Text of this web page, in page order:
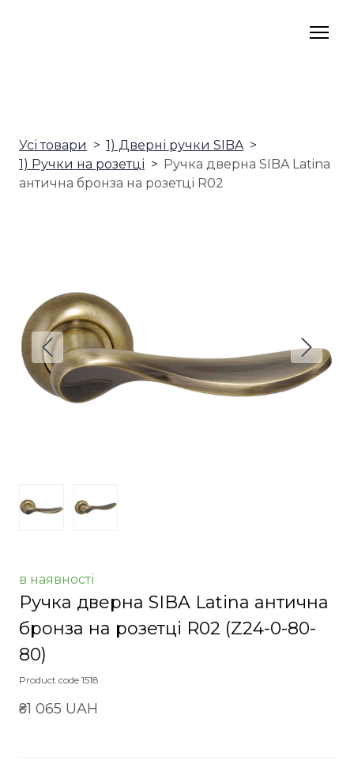
Усі товари
1) Дверні ручки SIBA
1) Ручки на розетці
Ручка дверна SIBA Latina
антична бронза на розетці R02
в наявності
Ручка дверна SIBA Latina антична
бронза на розетці R02 (Z24-0-80-
80)
Product code 1518
₴1 065 UAH